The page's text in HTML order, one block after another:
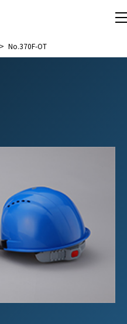
No.370F-OT